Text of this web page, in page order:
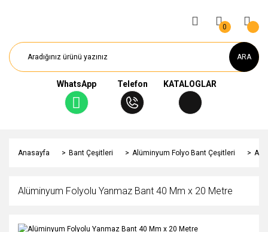
ARA
WhatsApp Telefon KATALOGLAR
0
Anasayfa Bant Çeşitleri Alüminyum Folyo Bant Çeşitleri
Alüminyum Folyolu Yanmaz Bant 40 Mm x 20 Metre